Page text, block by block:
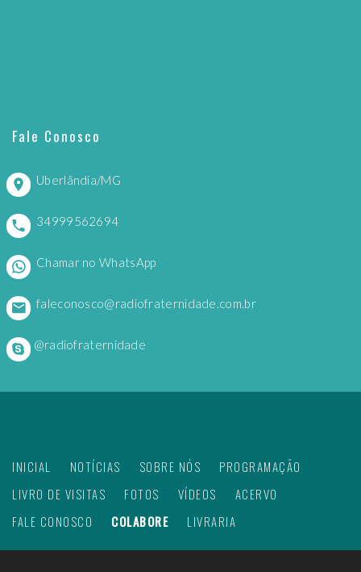
Fale Conosco
Uberlândia/MG
34999562694
Chamar no WhatsApp
faleconosco@radiofraternidade.com.br
@radiofraternidade
INICIAL NOTÍCIAS SOBRE NÓS
PROGRAMAÇÃO
LIVRO DE VISITAS
FOTOS VÍDEOS
ACERVO
FALE CONOSCO
COLABORE LIVRARIA